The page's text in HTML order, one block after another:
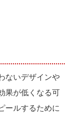
ないデザインや
果が低くなる可
ールするために